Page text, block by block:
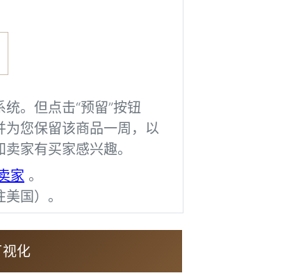
。但点击“预留”按钮
您保留该商品一周，以
家有买家感兴趣。
家 。
国）。
化